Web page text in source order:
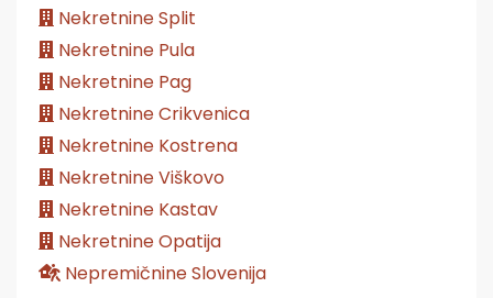
Nekretnine Split
Nekretnine Pula
Nekretnine Pag
Nekretnine Crikvenica
Nekretnine Kostrena
Nekretnine Viškovo
Nekretnine Kastav
Nekretnine Opatija
Nepremičnine Slovenija